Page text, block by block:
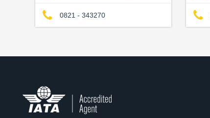
0821 - 343270